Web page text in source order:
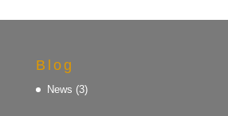
Blog
News (3)